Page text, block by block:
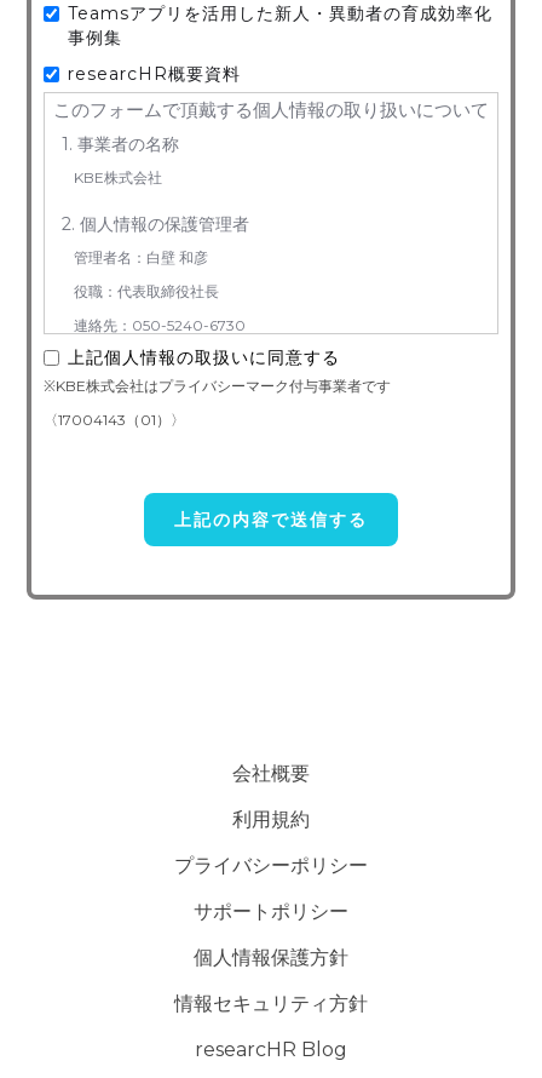
Teamsアプリを活用した新人・異動者の育成効率化
事例集
researcHR概要資料
このフォームで頂戴する個人情報の取り扱いについて
1. 事業者の名称
KBE株式会社
2. 個人情報の保護管理者
管理者名：白壁 和彦
役職：代表取締役社長
連絡先：050-5240-6730
3. お預かりする個人情報の利用目的
に委託することがあります。この場合、個人情報 保護水準の高い委
託先を選定し、個人 情報の適正管理・機密保持についての契約を交
わせ窓口に申し出ることができます。その際、当社はお客様ご本人を
TEL：050-5240-6730
E-mail：contact@researchr.work
(※土・日曜日、祝日、年末年始、ゴールデンウィークを除く)
6. 個人情報を提供されることの任意性について
上記個人情報の取扱いに同意する
※KBE株式会社はプライバシーマーク付与事業者です
〈17004143（01）〉
会社概要
利用規約
プライバシーポリシー
サポートポリシー
個人情報保護方針
情報セキュリティ方針
researcHR Blog